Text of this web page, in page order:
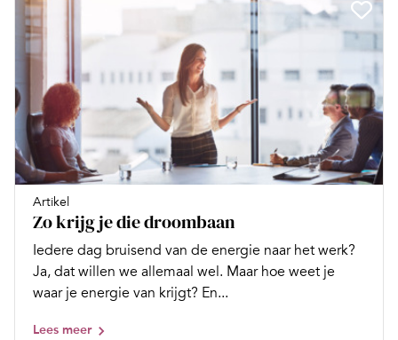
Artikel
Zo krijg je die droombaan
Iedere dag bruisend van de energie naar het werk?
Ja, dat willen we allemaal wel. Maar hoe weet je
waar je energie van krijgt? En...
Lees meer